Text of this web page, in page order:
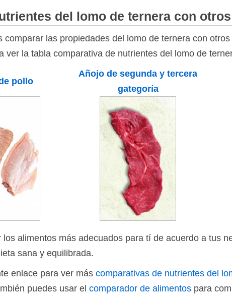
del lomo de ternera con
comparar las propiedades del lomo de ternera con
ver la tabla comparativa de nutrientes del lomo de
pollo
Añojo de segunda y tercera
gategoría
alimentos más adecuados para tí de acuerdo a tus
sana y equilibrada.
enlace para ver más comparativas de nutrientes del
puedes usar el comparador de alimentos para